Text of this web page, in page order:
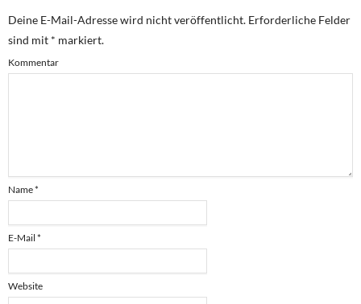
Deine E-Mail-Adresse wird nicht veröffentlicht. Erforderliche Felder
sind mit * markiert.
Kommentar
Name*
E-Mail *
Website